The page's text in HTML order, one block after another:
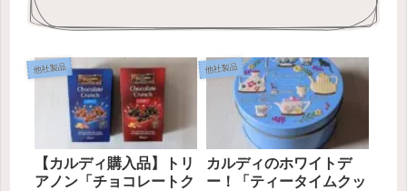
他社製品
【カルディ購入品】トリ
アノン「チョコレートク
他社製品
カルディのホワイトデ
ー！「ティータイムクッ